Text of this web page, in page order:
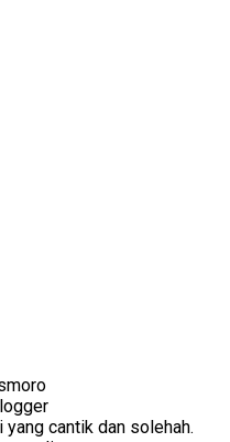
cantik dan solehah.